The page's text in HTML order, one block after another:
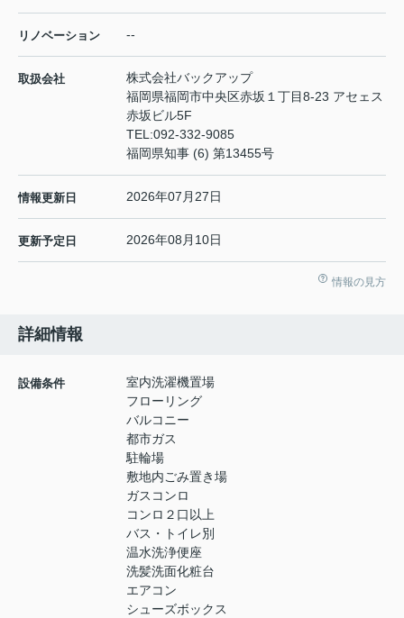
リノベーション --
取扱会社
株式会社バックアップ
福岡県福岡市中央区赤坂１丁目8-23 アセェス
赤坂ビル5F
TEL:092-332-9085
福岡県知事 (6) 第13455号
情報更新日 2026年07月27日
更新予定日 2026年08月10日
情報の見方
詳細情報
設備条件
室内洗濯機置場
フローリング
バルコニー
都市ガス
駐輪場
敷地内ごみ置き場
ガスコンロ
コンロ２口以上
バス・トイレ別
温水洗浄便座
洗髪洗面化粧台
エアコン
シューズボックス